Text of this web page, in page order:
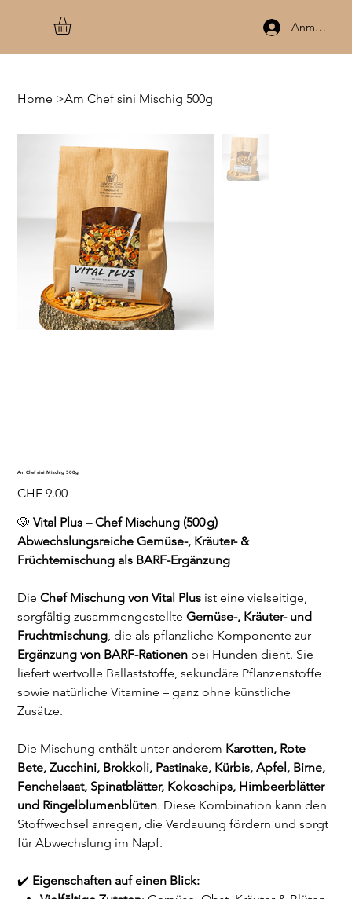
Anmelden
Home >Am Chef sini Mischig 500g
Am Chef sini Mischig 500g
Preis
CHF 9.00
🐶Vital Plus – Chef Mischung (500 g)
Abwechslungsreiche Gemüse-, Kräuter- &
Früchtemischung als BARF-Ergänzung
DieChef Mischung von Vital Plus ist eine vielseitige,
sorgfältig zusammengestellteGemüse-, Kräuter- und
Fruchtmischung, die als pflanzliche Komponente zur
Ergänzung von BARF-Rationen bei Hunden dient. Sie
liefert wertvolle Ballaststoffe, sekundäre Pflanzenstoffe
sowie natürliche Vitamine – ganz ohne künstliche
Zusätze.
Die Mischung enthält unter anderem Karotten, Rote
Bete, Zucchini, Brokkoli, Pastinake, Kürbis, Apfel, Birne,
Fenchelsaat, Spinatblätter, Kokoschips, Himbeerblätter
und Ringelblumenblüten. Diese Kombination kann den
Stoffwechsel anregen, die Verdauung fördern und sorgt
für Abwechslung im Napf.
✔️ Eigenschaften auf einen Blick: